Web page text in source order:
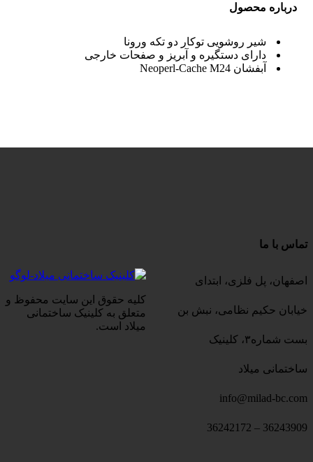
درباره محصول
شیر روشویی توکار دو تکه ورونا
دارای دستگیره و آبریز و صفحات خارجی
آبفشان Neoperl-Cache M24
کلیه حقوق این سایت محفوظ و
متعلق به کلینیک ساختمانی
میلاد است.
تماس با ما
اصفهان، پل فلزی، ابتدای
خیابان حکیم نظامی، نبش بن
بست شماره۳، کلینیک
ساختمانی میلاد
info@milad-bc.com
36243909 – 36242172